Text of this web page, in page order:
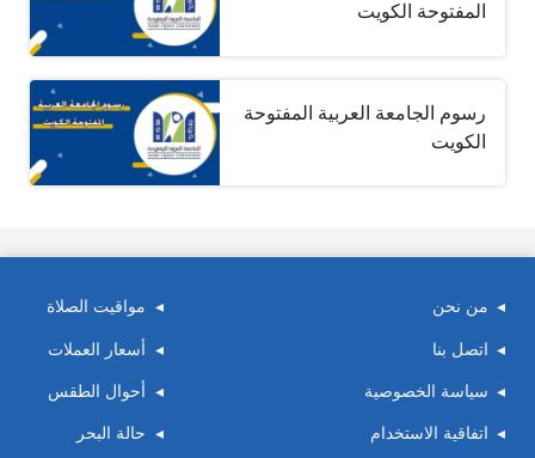
المفتوحة الكويت
رسوم الجامعة العربية المفتوحة
الكويت
من نحن
اتصل بنا
سياسة الخصوصية
اتفاقية الاستخدام
مواقيت الصلاة
أسعار العملات
أحوال الطقس
حالة البحر